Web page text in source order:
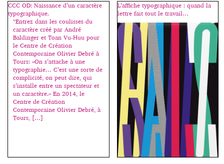
altération des réalités, il existe
une distorsion entre le corps
réel et celui que l’on porte dans
sa tête. Simulacre propose donc
de parcourir […]
CCC OD: Naissance d’un caractère
typographique.
“Entrez dans les coulisses du
caractère créé par André
Baldinger et Toan Vu-Huu pour
le Centre de Création
Contemporaine Olivier Debré à
Tours: «On s’attache à une
typographie… C’est une sorte de
complicité, on peut dire, qui
s’installe entre un spectateur et
un caractère.» En 2014, le
Centre de Création
Contemporaine Olivier Debré, à
Tours, […]
L’affiche typographique : quand la
lettre fait tout le travail…